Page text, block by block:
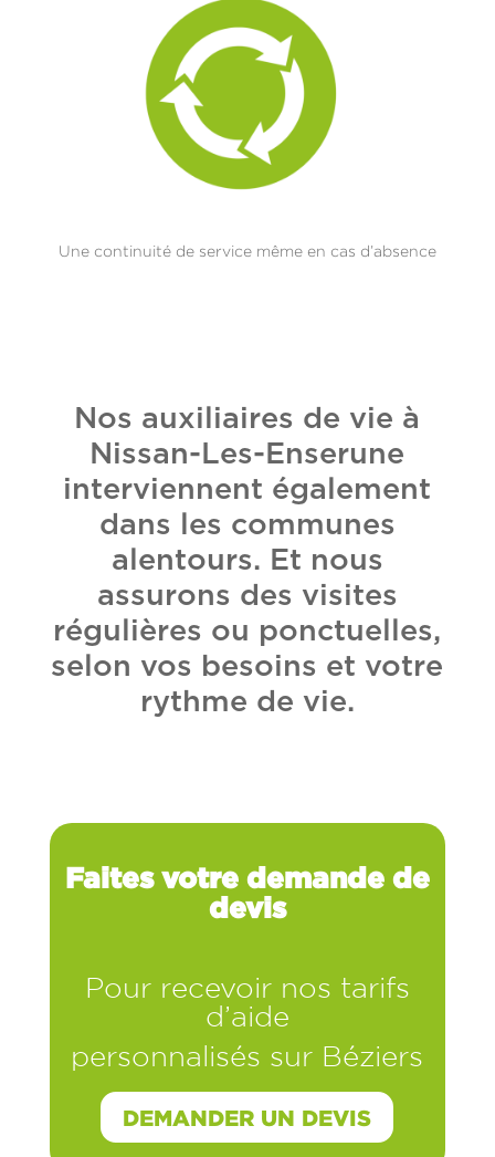
Une continuité de service même en cas d’absence
Nos auxiliaires de vie à
Nissan-Les-Enserune
interviennent également
dans les communes
alentours. Et nous
assurons des visites
régulières ou ponctuelles,
selon vos besoins et votre
rythme de vie.
Faites votre demande de
devis
Pour recevoir nos tarifs
d’aide
personnalisés sur Béziers
DEMANDER UN DEVIS